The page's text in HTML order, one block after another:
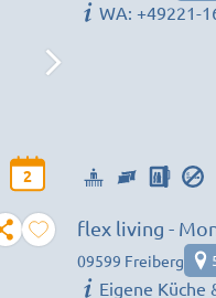
2
WA: +49221-
flex living -
09599 Freiberg
Eigene Küche